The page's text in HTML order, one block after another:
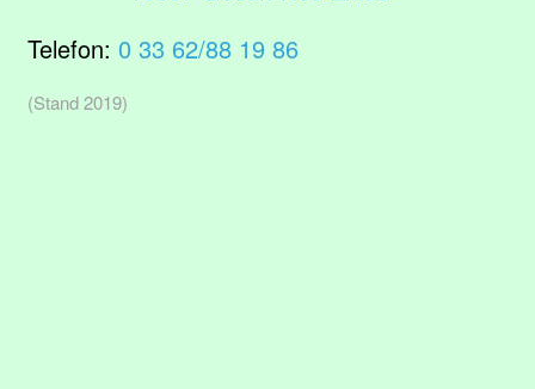
Telefon: 0 33 62/88 19 86
(Stand 2019)